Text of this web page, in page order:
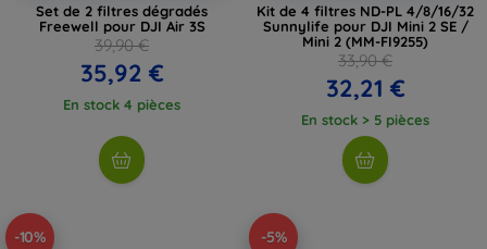
Set de 2 filtres dégradés
Freewell pour DJI Air 3S
39,90 €
35,92 €
En stock 4 pièces
Kit de 4 filtres ND-PL 4/8/16/32
Sunnylife pour DJI Mini 2 SE /
Mini 2 (MM-FI9255)
33,90 €
32,21 €
En stock > 5 pièces
-10% -5%